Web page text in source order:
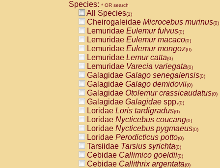
Species: * OR search
All Species(1)
Cheirogaleidae Microcebus murinus(0)
Lemuridae Eulemur fulvus(0)
Lemuridae Eulemur macaco(0)
Lemuridae Eulemur mongoz(0)
Lemuridae Lemur catta(0)
Lemuridae Varecia variegata(0)
Galagidae Galago senegalensis(0)
Galagidae Galago demidovii(0)
Galagidae Otolemur crassicaudatus(0)
Galagidae Galagidae spp.(0)
Loridae Loris tardigradus(0)
Loridae Nycticebus coucang(0)
Loridae Nycticebus pygmaeus(0)
Loridae Perodicticus potto(0)
Tarsiidae Tarsius syrichta(0)
Cebidae Callimico goeldii(0)
Cebidae Callithrix argentata(0)